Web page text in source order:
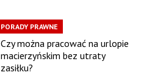
PORADY PRAWNE
Czy można pracować na urlopie
macierzyńskim bez utraty
zasiłku?